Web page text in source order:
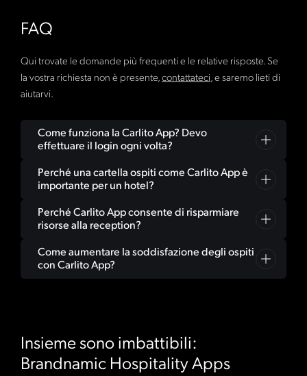
FAQ
Qui trovate le domande più frequenti e le relative risposte. Se
la vostra richiesta non è presente,contattateci, e saremo lieti di
aiutarvi.
Come funziona la Carlito App? Devo
effettuare il login ogni volta?
No. Finché lasciate aperta la scheda, rimarrete
connessi. Se chiudete la scheda, alla visita successiva
sarà necessario effettuare nuovamente il login.
Semplice, sicuro e sempre pronto all'uso!
Perché una cartella ospiti come Carlito App è
importante per un hotel?
Perché Carlito App è più di una semplice cartella ospiti
digitale: è un centro informazioni, un assistente alle
vendite e una piattaforma di servizi tutto in uno. Gli
ospiti trovano tutte le informazioni importanti in un
unico posto, in formato digitale e aggiornate. Per gli
Perché Carlito App consente di risparmiare
risorse alla reception?
Perché Carlito App risponde a molte domande prima
ancora che arrivino alla reception. Che si tratti di orari
riducete le richieste di informazioni, alleggerite il carico
di lavoro del team e ottimizzate i vostri processi.
Come aumentare la soddisfazione degli ospiti
con Carlito App?
ospiti dal check-in alla partenza, li informa, li ispira e li
orienta. Il risultato: un soggiorno rilassante e una
Insieme sono imbattibili:
Brandnamic Hospitality Apps